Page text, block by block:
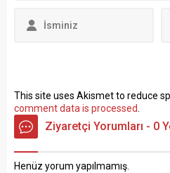
This site uses Akismet to reduce
comment data is processed
Ziyaretçi Yorumları - 0
Henüz yorum yapılmamış.